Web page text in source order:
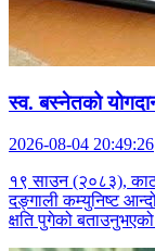
स्व. बस्नेतको
2026-08-04 20:49:26
१९ साउन (२०८३),
दङ्गाली कम्युनिष्ट
क्षति पुगेको